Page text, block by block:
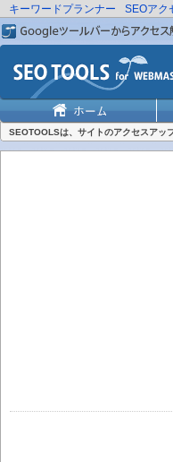
キーワードプランナー SEOアク
SEOTOOLSは、サイトのアクセスアッ